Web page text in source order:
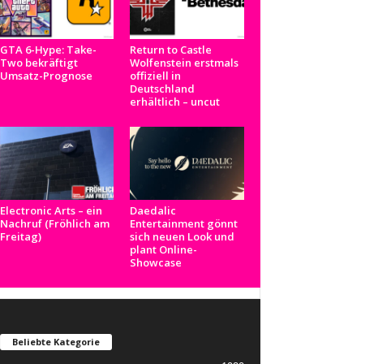
GTA 6-Hype: Take-
Two bekräftigt
Umsatz-Prognose
Return to Castle
Wolfenstein erstmals
offiziell in
Deutschland
erhältlich – uncut
Electronic Arts – ein
Nachruf (Fröhlich am
Freitag)
Daedalic
Entertainment gönnt
sich neuen Look und
plant Online-
Showcase
Beliebte Kategorie